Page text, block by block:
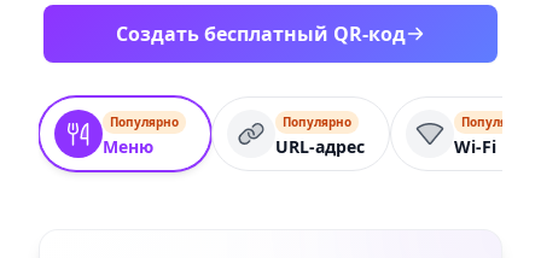
Создать бесплатный QR-код
Популярно
Меню
Популярно
URL-адрес
Популярно
Wi-Fi